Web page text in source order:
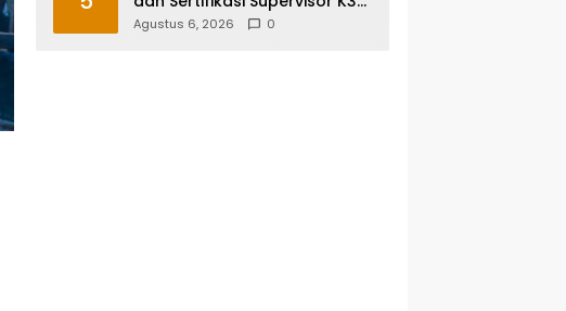
Konstruksi, Dorong Budaya
Agustus 6, 2026 0